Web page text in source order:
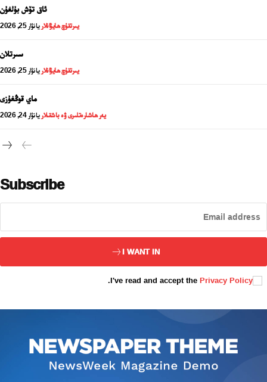
ئەزا بولاي
تور بېكىتىمىز
ئاناسەھىپە
بىز كىم؟
ئاق تۆش بۇلغۇن
يىرتقۇچ ھايۋانلار يانۋار 25, 2026
سىرتلان
يىرتقۇچ ھايۋانلار يانۋار 25, 2026
ماي قوڭغۇزى
يەر ھاشارەتلىرى ۋە باشقىلار يانۋار 24, 2026
Subscribe
I WANT IN
I've read and accept the Privacy Policy
.